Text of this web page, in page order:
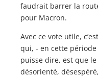
faudrait barrer la
pour Macron.
Avec ce vote utile,
qui, - en cette
puisse dire, est que
désorienté,